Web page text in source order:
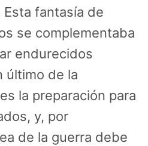
fantasía de
se complementaba
endurecidos
último de la
la preparación para
y, por
de la guerra debe